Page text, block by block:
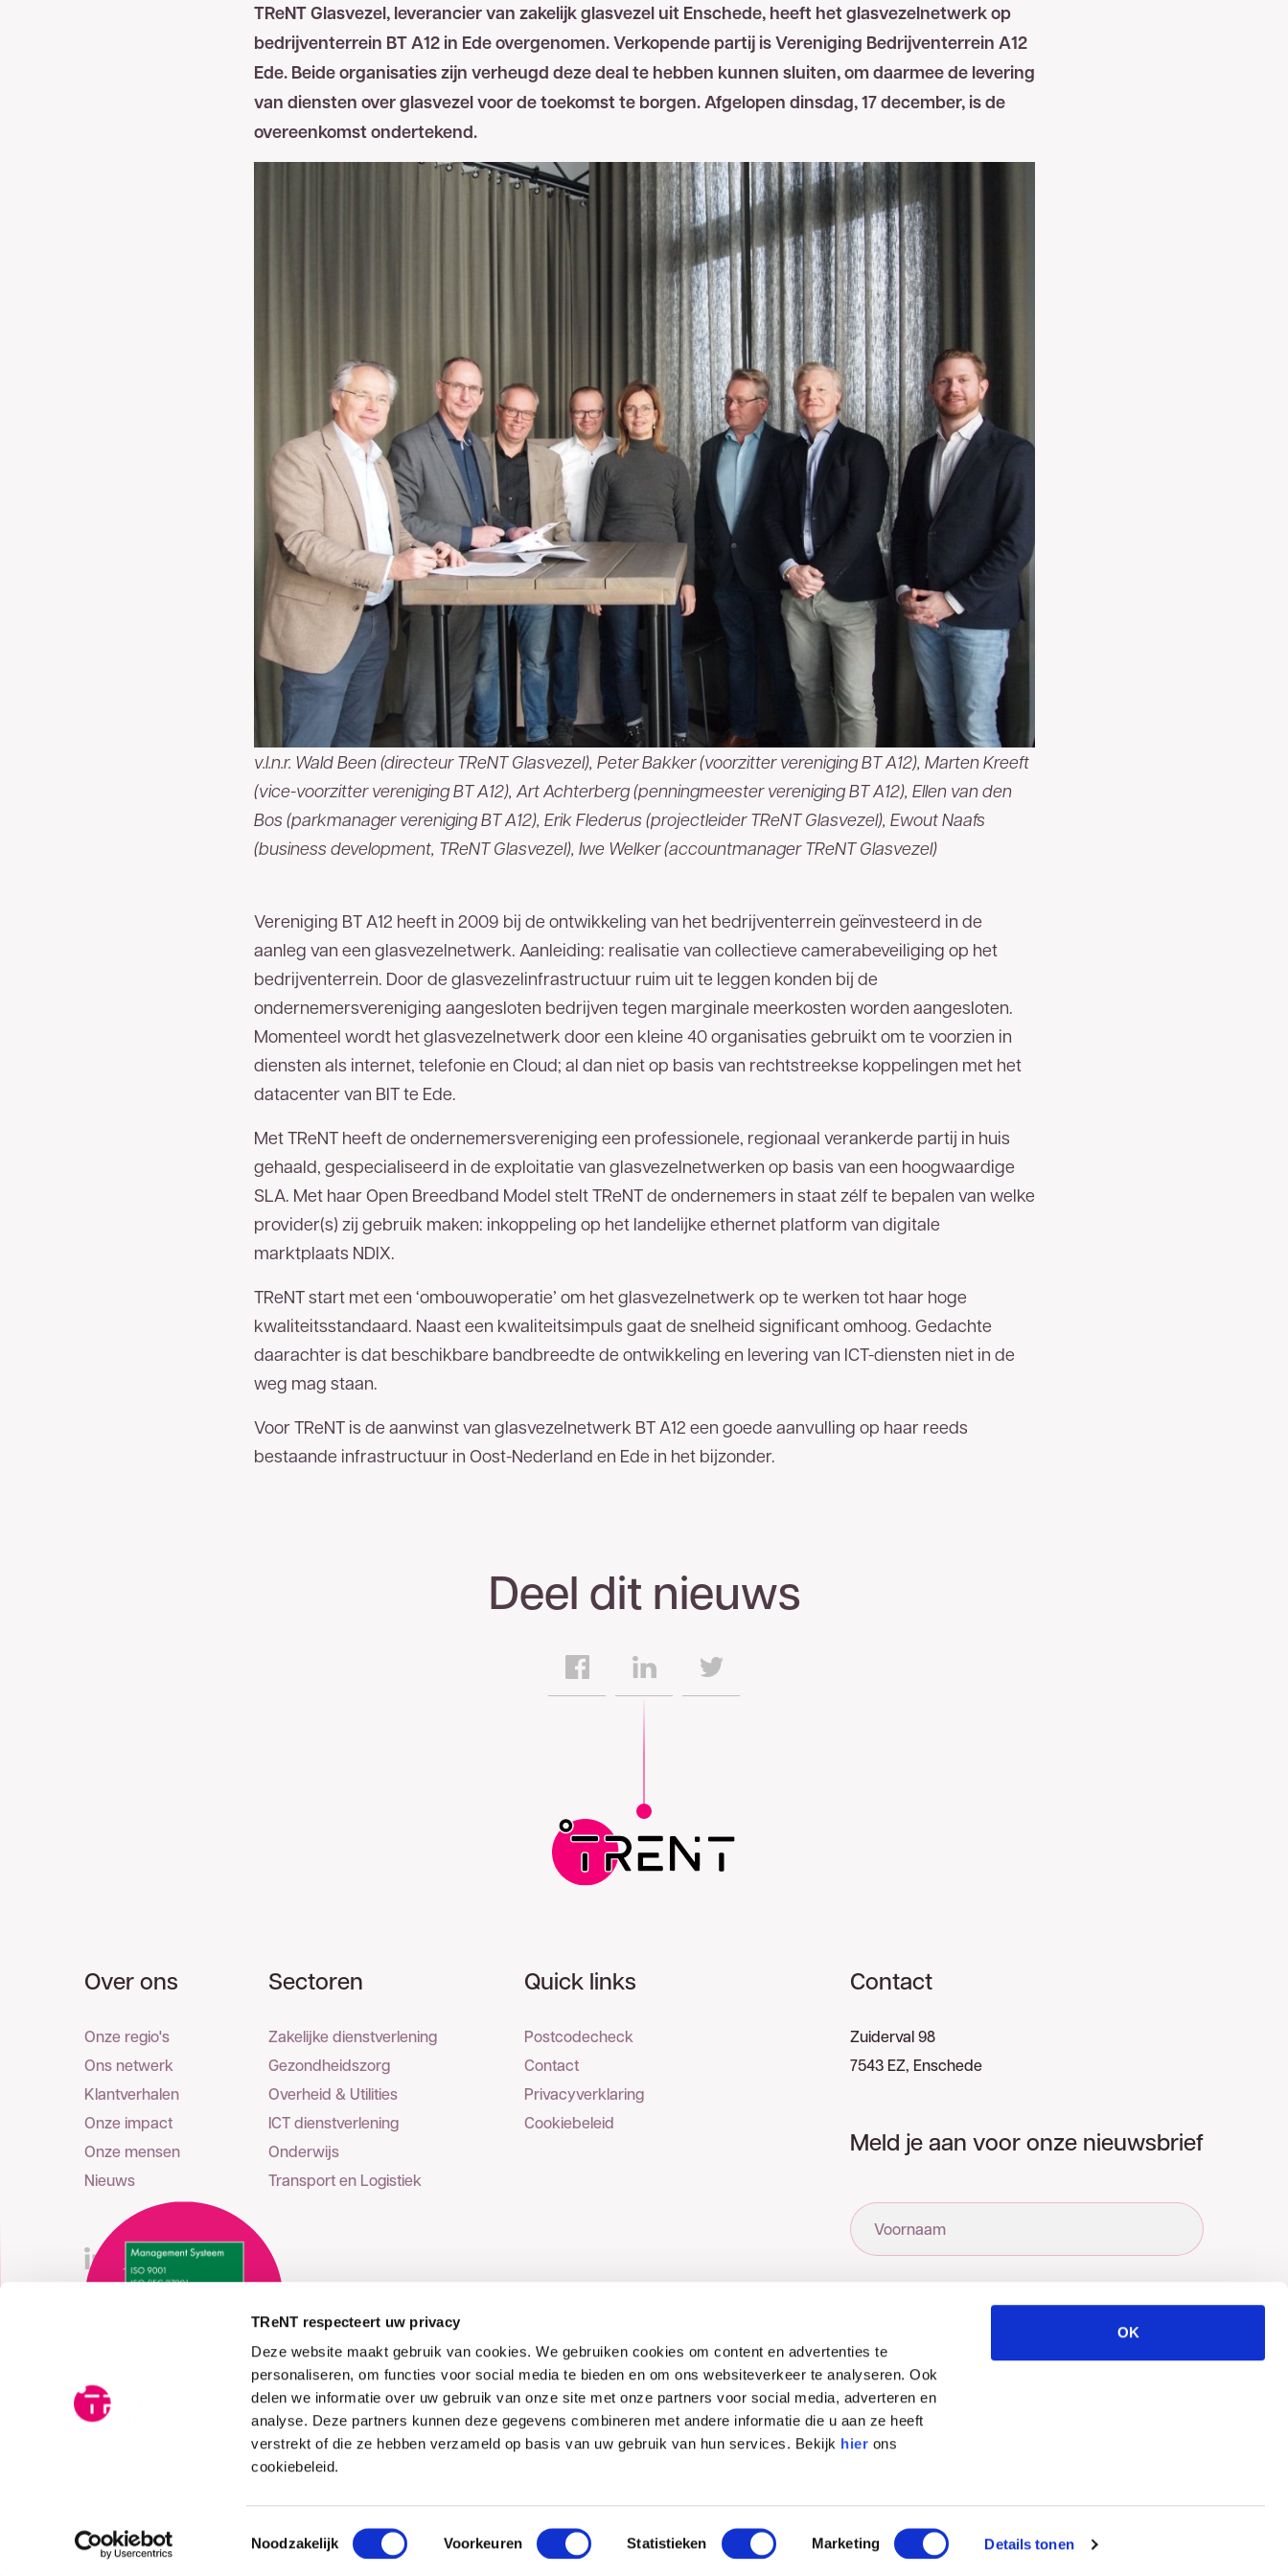
TReNT respecteert uw privacy
Deze website maakt gebruik van cookies. We gebruiken cookies om content en advertenties te
personaliseren, om functies voor social media te bieden en om ons websiteverkeer te analyseren. Ook
delen we informatie over uw gebruik van onze site met onze partners voor social media, adverteren en
analyse. Deze partners kunnen deze gegevens combineren met andere informatie die u aan ze heeft
verstrekt of die ze hebben verzameld op basis van uw gebruik van hun services. Bekijk hier ons
cookiebeleid.
Toestemmingsselectie
Noodzakelijk Voorkeuren Statistieken Marketing Details tonen
OK
TReNT Glasvezel, leverancier van zakelijk glasvezel uit Enschede, heeft het glasvezelnetwerk op
bedrijventerrein BT A12 in Ede overgenomen. Verkopende partij is Vereniging Bedrijventerrein A12
Ede. Beide organisaties zijn verheugd deze deal te hebben kunnen sluiten, om daarmee de levering
van diensten over glasvezel voor de toekomst te borgen. Afgelopen dinsdag, 17 december, is de
overeenkomst ondertekend.
v.l.n.r. Wald Been (directeur TReNT Glasvezel), Peter Bakker (voorzitter vereniging BT A12), Marten Kreeft
(vice-voorzitter vereniging BT A12), Art Achterberg (penningmeester vereniging BT A12), Ellen van den
Bos (parkmanager vereniging BT A12), Erik Flederus (projectleider TReNT Glasvezel), Ewout Naafs
(business development, TReNT Glasvezel), Iwe Welker (accountmanager TReNT Glasvezel)
Vereniging BT A12 heeft in 2009 bij de ontwikkeling van het bedrijventerrein geïnvesteerd in de
aanleg van een glasvezelnetwerk. Aanleiding: realisatie van collectieve camerabeveiliging op het
bedrijventerrein. Door de glasvezelinfrastructuur ruim uit te leggen konden bij de
ondernemersvereniging aangesloten bedrijven tegen marginale meerkosten worden aangesloten.
Momenteel wordt het glasvezelnetwerk door een kleine 40 organisaties gebruikt om te voorzien in
diensten als internet, telefonie en Cloud; al dan niet op basis van rechtstreekse koppelingen met het
datacenter van BIT te Ede.
Met TReNT heeft de ondernemersvereniging een professionele, regionaal verankerde partij in huis
gehaald, gespecialiseerd in de exploitatie van glasvezelnetwerken op basis van een hoogwaardige
SLA. Met haar Open Breedband Model stelt TReNT de ondernemers in staat zélf te bepalen van welke
provider(s) zij gebruik maken: inkoppeling op het landelijke ethernet platform van digitale
marktplaats NDIX.
TReNT start met een ‘ombouwoperatie’ om het glasvezelnetwerk op te werken tot haar hoge
kwaliteitsstandaard. Naast een kwaliteitsimpuls gaat de snelheid significant omhoog. Gedachte
daarachter is dat beschikbare bandbreedte de ontwikkeling en levering van ICT-diensten niet in de
weg mag staan.
Voor TReNT is de aanwinst van glasvezelnetwerk BT A12 een goede aanvulling op haar reeds
bestaande infrastructuur in Oost-Nederland en Ede in het bijzonder.
Deel dit nieuws
Over ons
Onze regio's
Ons netwerk
Klantverhalen
Onze impact
Onze mensen
Nieuws
Sectoren
Zakelijke dienstverlening
Gezondheidszorg
Overheid & Utilities
ICT dienstverlening
Onderwijs
Transport en Logistiek
Quick links
Postcodecheck
Contact
Privacyverklaring
Cookiebeleid
Contact
Zuiderval 98
7543 EZ, Enschede
Meld je aan voor onze nieuwsbrief
Voornaam
Bedankt voor uw aanvraag. U ontvangt zo spoedig mogelijk een reactie.